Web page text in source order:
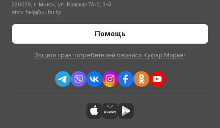
220029, г. Минск, ул. Красная 7А-2, 3-й
этаж help@kufar.by
Помощь
Защита прав потребителей сервиса Куфар Маркет